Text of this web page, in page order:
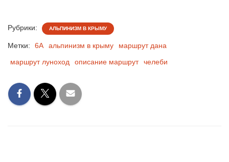
Рубрики: АЛЬПИНИЗМ В КРЫМУ
Метки: 6А альпинизм в крыму
маршрут дана
маршрут луноход
описание маршрут челеби